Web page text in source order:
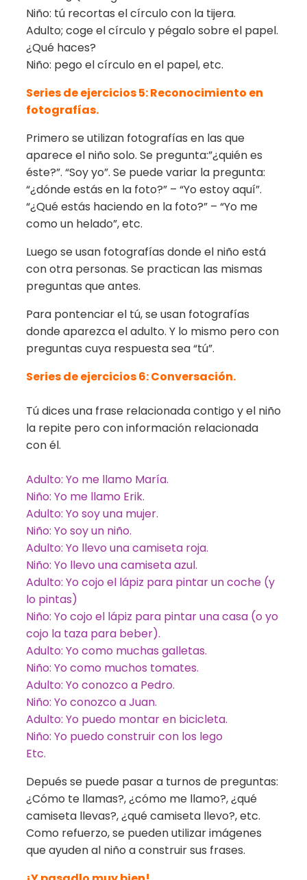
Niño: tú recortas el círculo con la tijera.
Adulto; coge el círculo y pégalo sobre el papel.
¿Qué haces?
Niño: pego el círculo en el papel, etc.
Series de ejercicios 5: Reconocimiento en
fotografías.
Primero se utilizan fotografías en las que
aparece el niño solo. Se pregunta:”¿quién es
éste?”. “Soy yo”. Se puede variar la pregunta:
“¿dónde estás en la foto?” – “Yo estoy aquí”.
“¿Qué estás haciendo en la foto?” – “Yo me
como un helado”, etc.
Luego se usan fotografías donde el niño está
con otra personas. Se practican las mismas
preguntas que antes.
Para pontenciar el tú, se usan fotografías
donde aparezca el adulto. Y lo mismo pero con
preguntas cuya respuesta sea “tú”.
Series de ejercicios 6: Conversación.
Tú dices una frase relacionada contigo y el niño
la repite pero con información relacionada
con él.
Adulto: Yo me llamo María.
Niño: Yo me llamo Erik.
Adulto: Yo soy una mujer.
Niño: Yo soy un niño.
Adulto: Yo llevo una camiseta roja.
Niño: Yo llevo una camiseta azul.
Adulto: Yo cojo el lápiz para pintar un coche (y
lo pintas)
Niño: Yo cojo el lápiz para pintar una casa (o yo
cojo la taza para beber).
Adulto: Yo como muchas galletas.
Niño: Yo como muchos tomates.
Adulto: Yo conozco a Pedro.
Niño: Yo conozco a Juan.
Adulto: Yo puedo montar en bicicleta.
Niño: Yo puedo construir con los lego
Etc.
Depués se puede pasar a turnos de preguntas:
¿Cómo te llamas?, ¿cómo me llamo?, ¿qué
camiseta llevas?, ¿qué camiseta llevo?, etc.
Como refuerzo, se pueden utilizar imágenes
que ayuden al niño a construir sus frases.